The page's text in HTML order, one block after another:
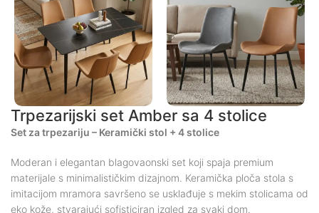
Trpezarijski set Amber sa 4 stolice
Set za trpezariju – Keramički stol + 4 stolice
Moderan i elegantan blagovaonski set koji spaja premium
materijale s minimalističkim dizajnom. Keramička ploča stola s
imitacijom mramora savršeno se usklađuje s mekim stolicama od
eko kože, stvarajući sofisticiran izgled za svaki dom.